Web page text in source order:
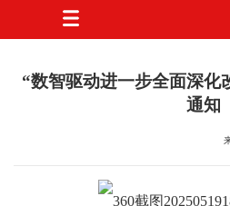
“数智驱动进一步全面深化
通知